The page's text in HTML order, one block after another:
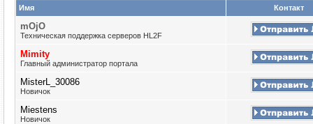
Имя Контакт
mOjO
Техническая поддержка серверов HL2F
Mimity
Главный администратор портала
MisterL_30086
Новичок
Miestens
Новичок